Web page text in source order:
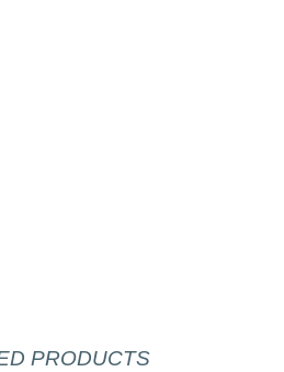
PRODUCTS